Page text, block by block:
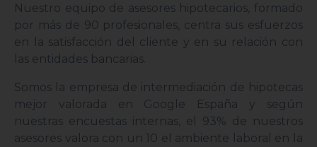
Nuestro equipo de asesores hipotecarios, formado
por más de 90 profesionales, centra sus esfuerzos
en la satisfacción del cliente y en su relación con
las entidades bancarias.
Somos la empresa de intermediación de hipotecas
mejor valorada en Google España y según
nuestras encuestas internas, el 93% de nuestros
asesores valora con un 10 el ambiente laboral en la